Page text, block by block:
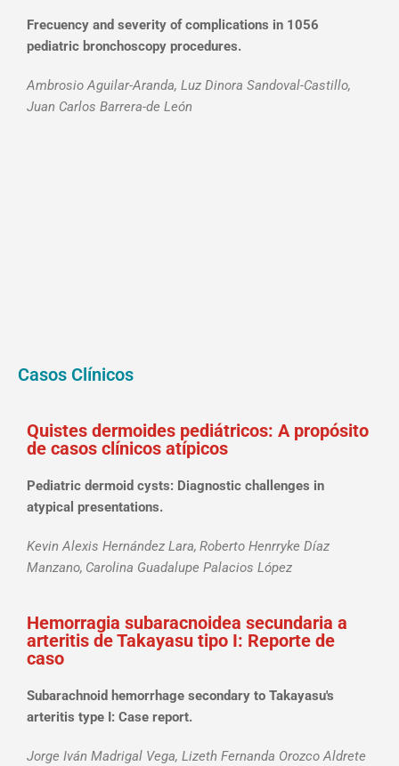
Frecuency and severity of complications in 1056
pediatric bronchoscopy procedures.
Ambrosio Aguilar-Aranda, Luz Dinora Sandoval-Castillo,
Juan Carlos Barrera-de León
Casos Clínicos
Quistes dermoides pediátricos: A propósito
de casos clínicos atípicos
Pediatric dermoid cysts: Diagnostic challenges in
atypical presentations.
Kevin Alexis Hernández Lara, Roberto Henrryke Díaz
Manzano, Carolina Guadalupe Palacios López
Hemorragia subaracnoidea secundaria a
arteritis de Takayasu tipo I: Reporte de
caso
Subarachnoid hemorrhage secondary to Takayasu's
arteritis type I: Case report.
Jorge Iván Madrigal Vega, Lizeth Fernanda Orozco Aldrete